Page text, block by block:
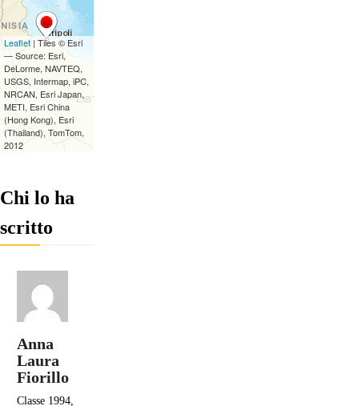
Chi lo ha
scritto
Anna
Laura
Fiorillo
Classe 1994,